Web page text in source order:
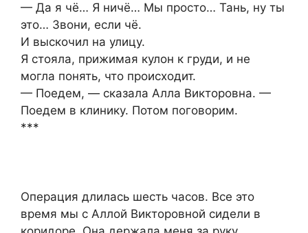
— Да я чё… Я ничё… Мы просто… Тань, ну ты
это… Звони, если чё.
И выскочил на улицу.
Я стояла, прижимая кулон к груди, и не
могла понять, что происходит.
— Поедем, — сказала Алла Викторовна. —
Поедем в клинику. Потом поговорим.
***
Операция длилась шесть часов. Все это
время мы с Аллой Викторовной сидели в